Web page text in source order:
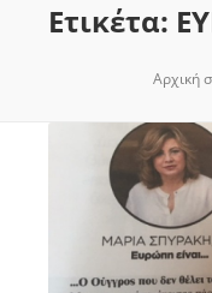
Ετικέτα:
Αρχική